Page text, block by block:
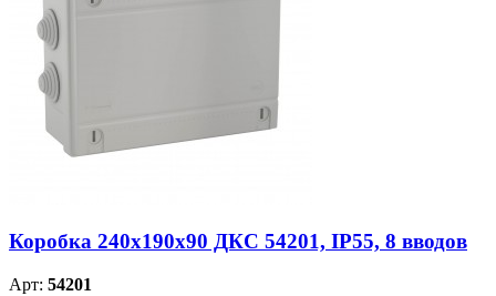
Коробка 240х190х90 ДКС 54201, IP55, 8 вводов
Арт: 54201